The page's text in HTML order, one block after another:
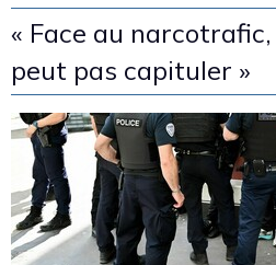
« Face au
peut pas capituler »